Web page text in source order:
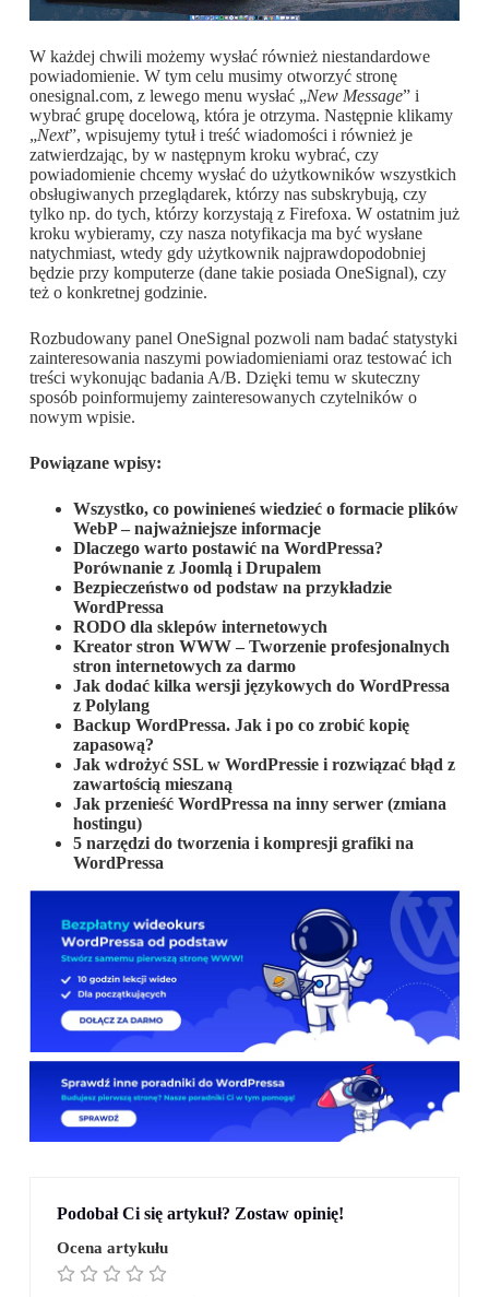
W każdej chwili możemy wysłać również niestandardowe
powiadomienie. W tym celu musimy otworzyć stronę
onesignal.com, z lewego menu wysłać „New Message” i
wybrać grupę docelową, która je otrzyma. Następnie klikamy
„Next”, wpisujemy tytuł i treść wiadomości i również je
zatwierdzając, by w następnym kroku wybrać, czy
powiadomienie chcemy wysłać do użytkowników wszystkich
obsługiwanych przeglądarek, którzy nas subskrybują, czy
tylko np. do tych, którzy korzystają z Firefoxa. W ostatnim już
kroku wybieramy, czy nasza notyfikacja ma być wysłane
natychmiast, wtedy gdy użytkownik najprawdopodobniej
będzie przy komputerze (dane takie posiada OneSignal), czy
też o konkretnej godzinie.
Rozbudowany panel OneSignal pozwoli nam badać statystyki
zainteresowania naszymi powiadomieniami oraz testować ich
treści wykonując badania A/B. Dzięki temu w skuteczny
sposób poinformujemy zainteresowanych czytelników o
nowym wpisie.
Powiązane wpisy:
Wszystko, co powinieneś wiedzieć o formacie plików
WebP – najważniejsze informacje
Dlaczego warto postawić na WordPressa?
Porównanie z Joomlą i Drupalem
Bezpieczeństwo od podstaw na przykładzie
WordPressa
RODO dla sklepów internetowych
Kreator stron WWW – Tworzenie profesjonalnych
stron internetowych za darmo
Jak dodać kilka wersji językowych do WordPressa
z Polylang
Backup WordPressa. Jak i po co zrobić kopię
zapasową?
Jak wdrożyć SSL w WordPressie i rozwiązać błąd z
zawartością mieszaną
Jak przenieść WordPressa na inny serwer (zmiana
hostingu)
5 narzędzi do tworzenia i kompresji grafiki na
WordPressa
Podobał Ci się artykuł? Zostaw opinię!
Ocena artykułu